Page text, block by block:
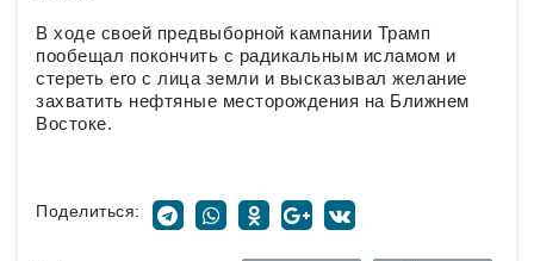
В ходе своей предвыборной кампании Трамп
пообещал покончить с радикальным исламом и
стереть его с лица земли и высказывал желание
захватить нефтяные месторождения на Ближнем
Востоке.
Поделиться: